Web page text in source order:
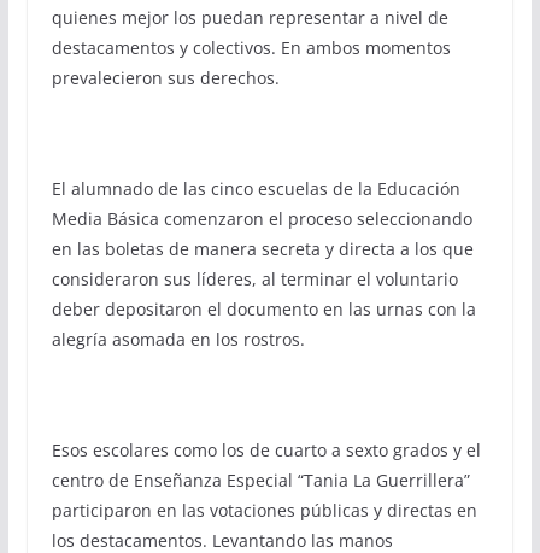
quienes mejor los puedan representar a nivel de
destacamentos y colectivos. En ambos momentos
prevalecieron sus derechos.
El alumnado de las cinco escuelas de la Educación
Media Básica comenzaron el proceso seleccionando
en las boletas de manera secreta y directa a los que
consideraron sus líderes, al terminar el voluntario
deber depositaron el documento en las urnas con la
alegría asomada en los rostros.
Esos escolares como los de cuarto a sexto grados y el
centro de Enseñanza Especial “Tania La Guerrillera”
participaron en las votaciones públicas y directas en
los destacamentos. Levantando las manos